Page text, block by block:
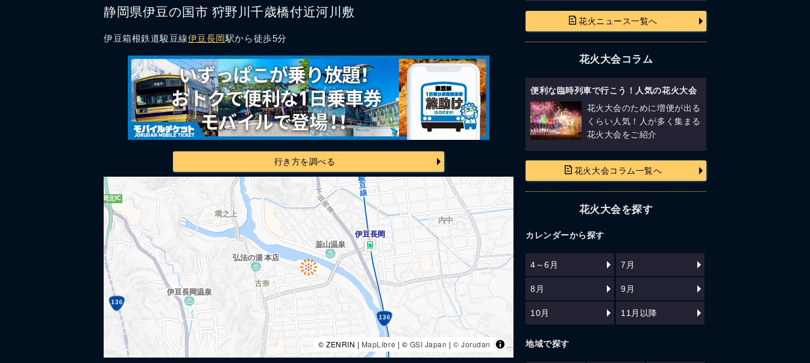
静岡県伊豆の国市 狩野川千歳橋付近河川敷
伊豆箱根鉄道駿豆線伊豆長岡駅から徒歩5分
行き方を調べる
© ZENRIN | MapLibre | © GSI Japan |© Jorudan
花火ニュース一覧へ
花火大会コラム
便利な臨時列車で行こう！人気の花火大会
花火大会のために増便が出る
くらい人気！人が多く集まる
花火大会をご紹介
花火大会コラム一覧へ
花火大会を探す
カレンダーから探す
4～6月 7月
8月 9月
10月 11月以降
地域で探す